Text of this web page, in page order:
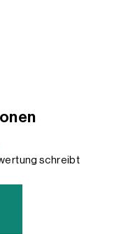
schreibt